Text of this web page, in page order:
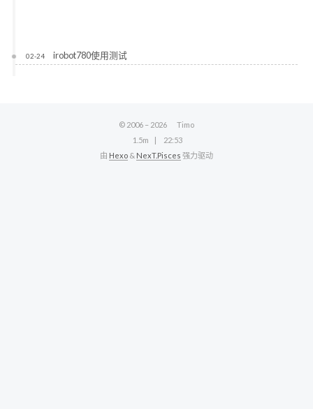
02-24 irobot780使用测试
© 2006 – 2026
Timo
1.5m
22:53
由 Hexo & NexT.Pisces 强力驱动